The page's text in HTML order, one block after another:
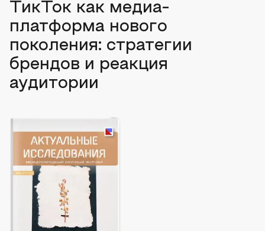
ТикТок как медиа-
платформа нового
поколения: стратегии
брендов и реакция
аудитории